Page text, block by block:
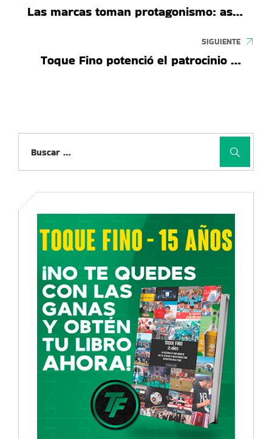
Las marcas toman protagonismo: así
Universitario y Alianza Lima en sus
SIGUIENTE
Toque Fino potenció el patrocinio de